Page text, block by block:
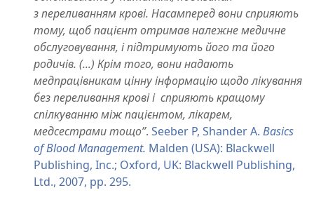
з переливанням крові. Насамперед вони сприяють
тому, щоб пацієнт отримав належне медичне
обслуговування, і підтримують його та його
родичів. (...) Крім того, вони надають
медпрацівникам цінну інформацію щодо лікування
без переливання крові і сприяють кращому
спілкуванню між пацієнтом, лікарем,
медсестрами тощо”. Seeber P, Shander A. Basics
of Blood Management. Malden (USA): Blackwell
Publishing, Inc.; Oxford, UK: Blackwell Publishing,
Ltd., 2007, pp. 295.